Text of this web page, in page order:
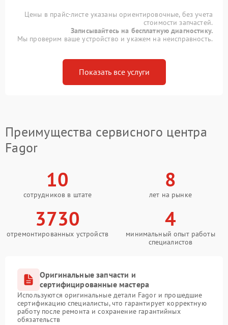
Цены в прайс-листе указаны ориентировочные, без учета
стоимости запчастей.
Записывайтесь на бесплатную диагностику.
Мы проверим ваше устройство и укажем на неисправность.
Показать все услуги
Преимущества сервисного центра
Fagor
10
сотрудников в штате
8
лет на рынке
3730
отремонтированных устройств
4
минимальный опыт работы
специалистов
Оригинальные запчасти и
сертифицированные мастера
Используются оригинальные детали Fagor и прошедшие
сертификацию специалисты, что гарантирует корректную
работу после ремонта и сохранение гарантийных
обязательств